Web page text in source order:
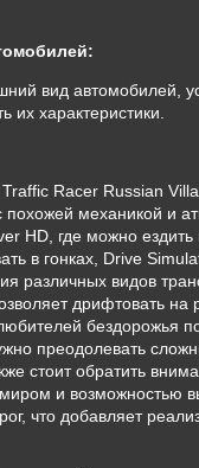
вид автомобилей,
их характеристики.
Racer Russian
похожей механикой и
HD, где можно
в гонках, Drive
различных видов
дрифтовать на
бездорожья
преодолевать
стоит обратить
и возможностью
что добавляет